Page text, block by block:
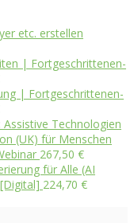
etc. erstellen
| Fortgeschrittenen-
| Fortgeschrittenen-
Technologien
(UK) für Menschen
267,50 €
für Alle (AI
224,70 €